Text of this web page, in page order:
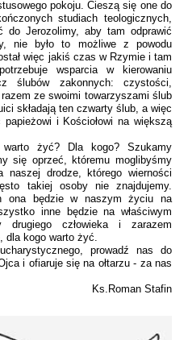
pokoju. Cieszą się one do
studiach teologicznych,
do Jerozolimy, aby tam odprawić
nie było to możliwe z powodu
więc jakiś czas w Rzymie i tam
wsparcia w kierowaniu
ślubów zakonnych: czystości,
ze swoimi towarzyszami ślub
składają ten czwarty ślub, a więc
i Kościołowi na większą
żyć? Dla kogo? Szukamy
się oprzeć, któremu moglibyśmy
naszej drodze, którego wierności
takiej osoby nie znajdujemy.
ona będzie w naszym życiu na
inne będzie na właściwym
drugiego człowieka i zarazem
dla kogo warto żyć.
prowadź nas do
i ofiaruje się na ołtarzu - za nas
Ks.Roman Stafin